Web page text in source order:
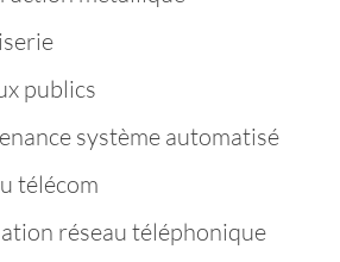
publics
système automatisé
télécom
réseau téléphonique